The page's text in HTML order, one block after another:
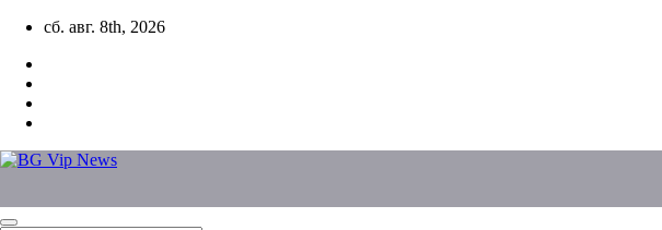
Skip
content
сб. авг. 8th, 2026